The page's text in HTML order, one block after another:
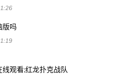
版吗
观看;红龙扑克战队